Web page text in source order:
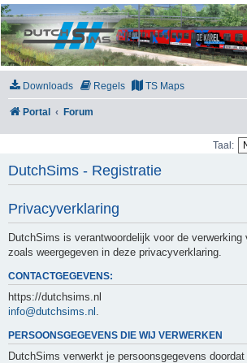
DutchSims
Downloads Regels TS Maps
Portal Forum
Taal:
DutchSims - Registratie
Privacyverklaring
DutchSims is verantwoordelijk voor de verwerking
zoals weergegeven in deze privacyverklaring.
CONTACTGEGEVENS:
https://dutchsims.nl
info@dutchsims.nl
PERSOONSGEGEVENS DIE WIJ VERWERKEN
DutchSims verwerkt je persoonsgegevens